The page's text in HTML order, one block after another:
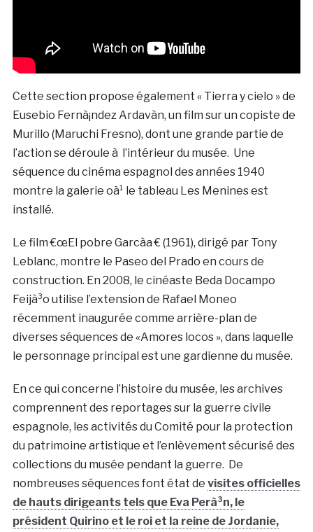
Cette section propose également « Tierra y cielo » de
Eusebio Fernà¡ndez Ardavà­n, un film sur un copiste de
Murillo (Maruchi Fresno), dont une grande partie de
l’action se déroule à l’intérieur du musée. Une
séquence du cinéma espagnol des années 1940
montre la galerie oà¹ le tableau Les Menines est
installé.
Le film €œEl pobre Garcà­a € (1961), dirigé par Tony
Leblanc, montre le Paseo del Prado en cours de
construction. En 2008, le cinéaste Beda Docampo
Feijà³o utilise l’extension de Rafael Moneo
récemment inaugurée comme arrière-plan de
diverses séquences de «Amores locos », dans laquelle
le personnage principal est une gardienne du musée.
En ce qui concerne l’histoire du musée, les archives
comprennent des reportages sur la guerre civile
espagnole, les activités du Comité pour la protection
du patrimoine artistique et l’enlèvement sécurisé des
collections du musée pendant la guerre. De
nombreuses séquences font état de visites officielles
de hauts dirigeants tels que Eva Perà³n, le
président Quirino et le roi et la reine de Jordanie,